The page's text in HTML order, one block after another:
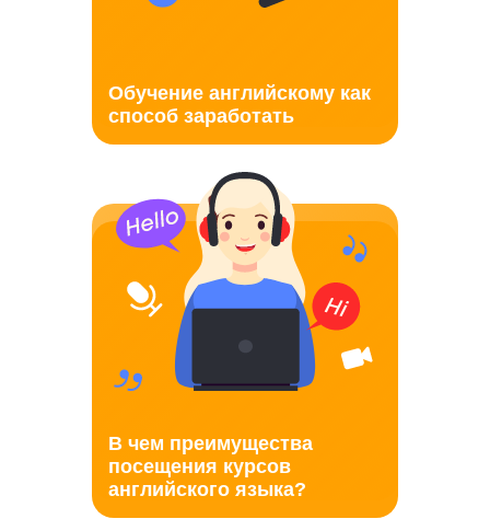
Обучение английскому как
способ заработать
В чем преимущества
посещения курсов
английского языка?